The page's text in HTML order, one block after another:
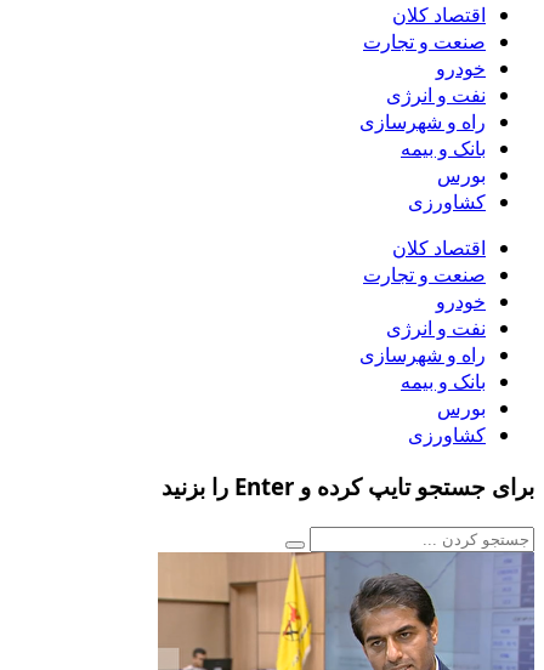
اقتصاد کلان
صنعت و تجارت
خودرو
نفت و انرژی
راه و شهرسازی
بانک و بیمه
بورس
کشاورزی
اقتصاد کلان
صنعت و تجارت
خودرو
نفت و انرژی
راه و شهرسازی
بانک و بیمه
بورس
کشاورزی
برای جستجو تایپ کرده و Enter را بزنید